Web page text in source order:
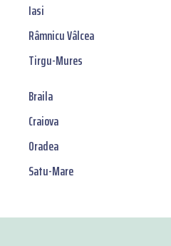
Iasi
Râmnicu Vâlcea
Tirgu-Mures
Braila
Craiova
Oradea
Satu-Mare